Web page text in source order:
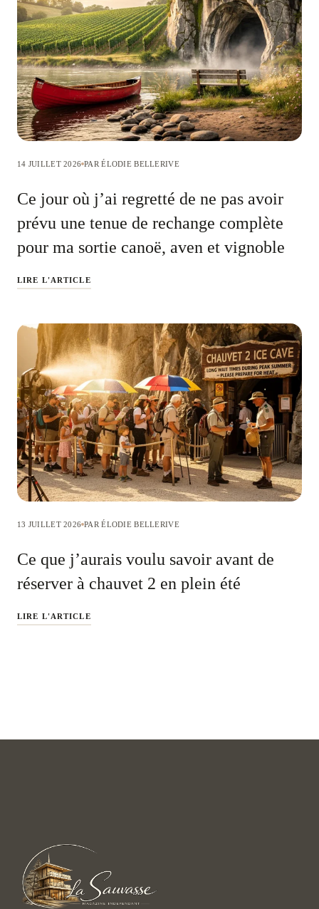
14 JUILLET 2026 PAR ÉLODIE BELLERIVE
Ce jour où j’ai regretté de ne pas avoir
prévu une tenue de rechange complète
pour ma sortie canoë, aven et vignoble
LIRE L'ARTICLE
13 JUILLET 2026 PAR ÉLODIE BELLERIVE
Ce que j’aurais voulu savoir avant de
réserver à chauvet 2 en plein été
LIRE L'ARTICLE